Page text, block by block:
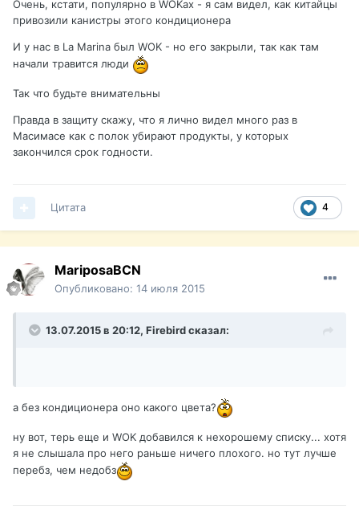
Очень, кстати, популярно в WOKах - я сам видел, как китайцы
привозили канистры этого кондиционера
И у нас в La Marina был WOK - но его закрыли, так как там
начали травится люди
Так что будьте внимательны
Правда в защиту скажу, что я лично видел много раз в
Масимасе как с полок убирают продукты, у которых
закончился срок годности.
4
Цитата
MariposaBCN
Опубликовано: 14 июля 2015
13.07.2015 в 20:12, Firebirdсказал:
а без кондиционера оно какого цвета?
ну вот, терь еще и WOK добавился к нехорошему списку... хотя
я не слышала про него раньше ничего плохого. но тут лучше
перебз, чем недобз